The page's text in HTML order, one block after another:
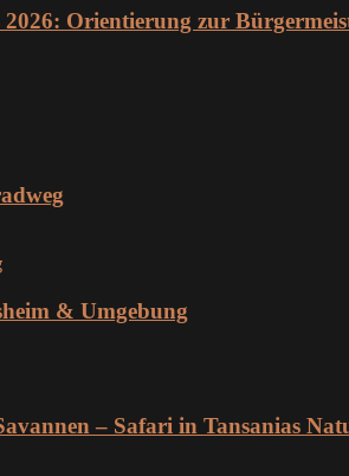
2026: Orientierung zur
& Umgebung
– Safari in Tansanias